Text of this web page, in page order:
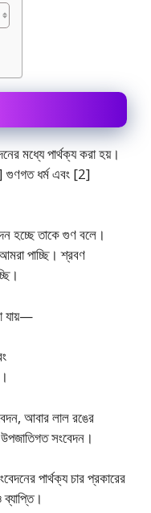
মধ্যে পার্থক্য করা হয়।
গুণগত ধর্ম এবং [2]
হচ্ছে তাকে গুণ বলে।
পাচ্ছি। শ্রবণ
যায়—
আবার লাল রঙের
সংবেদন।
পার্থক্য চার প্রকারের